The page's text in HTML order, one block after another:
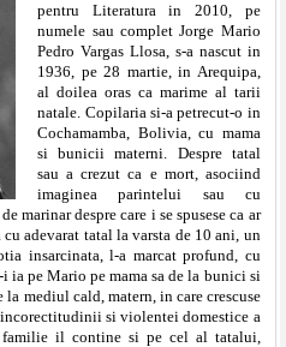
pentru Literatura in 2010, pe
numele sau complet Jorge Mario
Pedro Vargas Llosa, s-a nascut in
1936, pe 28 martie, in Arequipa,
al doilea oras ca marime al tarii
natale. Copilaria si-a petrecut-o in
Cochamamba, Bolivia, cu mama
si bunicii materni. Despre tatal
sau a crezut ca e mort, asociind
imaginea parintelui sau cu
marinar despre care i se spusese ca ar
adevarat tatal la varsta de 10 ani, un
insarcinata, l-a marcat profund, cu
ia pe Mario pe mama sa de la bunici si
mediul cald, matern, in care crescuse
si violentei domestice a
familie il contine si pe cel al tatalui,